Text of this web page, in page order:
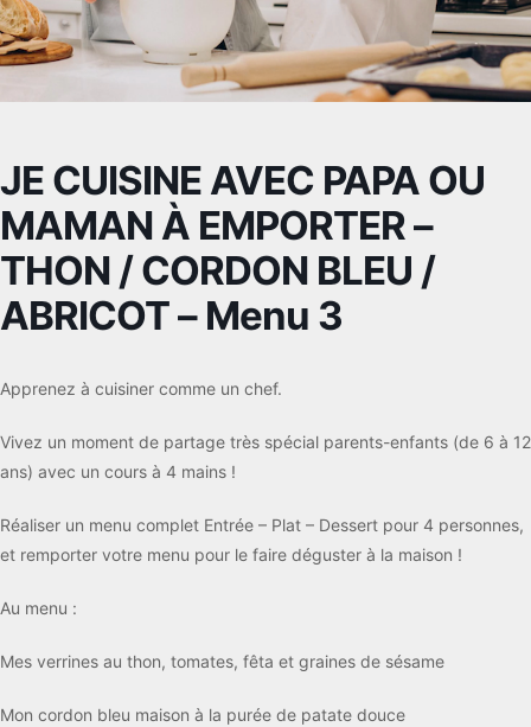
JE CUISINE AVEC PAPA OU
MAMAN À EMPORTER –
THON / CORDON BLEU /
ABRICOT – Menu 3
Apprenez à cuisiner comme un chef.
Vivez un moment de partage très spécial parents-enfants (de 6 à 12
ans) avec un cours à 4 mains !
Réaliser un menu complet Entrée – Plat – Dessert pour 4 personnes,
et remporter votre menu pour le faire déguster à la maison !
Au menu :
Mes verrines au thon, tomates, fêta et graines de sésame
Mon cordon bleu maison à la purée de patate douce